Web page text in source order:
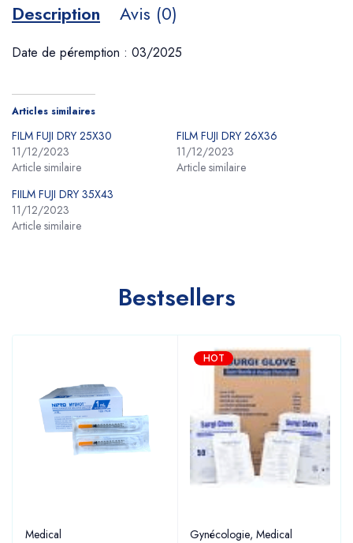
Description Avis (0)
Date de péremption : 03/2025
Articles similaires
FILM FUJI DRY 25X30
11/12/2023
Article similaire
FILM FUJI DRY 26X36
11/12/2023
Article similaire
FIILM FUJI DRY 35X43
11/12/2023
Article similaire
Bestsellers
Medical
HOT
Gynécologie, Medical